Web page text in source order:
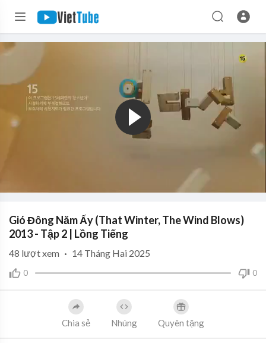
Gió Đông Năm Ấy (That Winter, The Wind Blows)
2013 - Tập 2 | Lồng Tiếng
0 0
48 lượt xem · 14 Tháng Hai 2025
Chia sẻ Nhúng Quyên tặng